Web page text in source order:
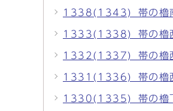
1338(1343)_帯の櫓
1333(1338)_帯の櫓
1332(1337)_帯の櫓
1331(1336)_帯の櫓
1330(1335)_帯の櫓